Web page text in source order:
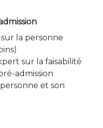
la personne
sur la faisabilité
admission
et son